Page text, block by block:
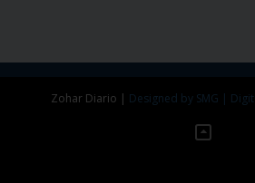
Zohar Diario | Designed by SMG |